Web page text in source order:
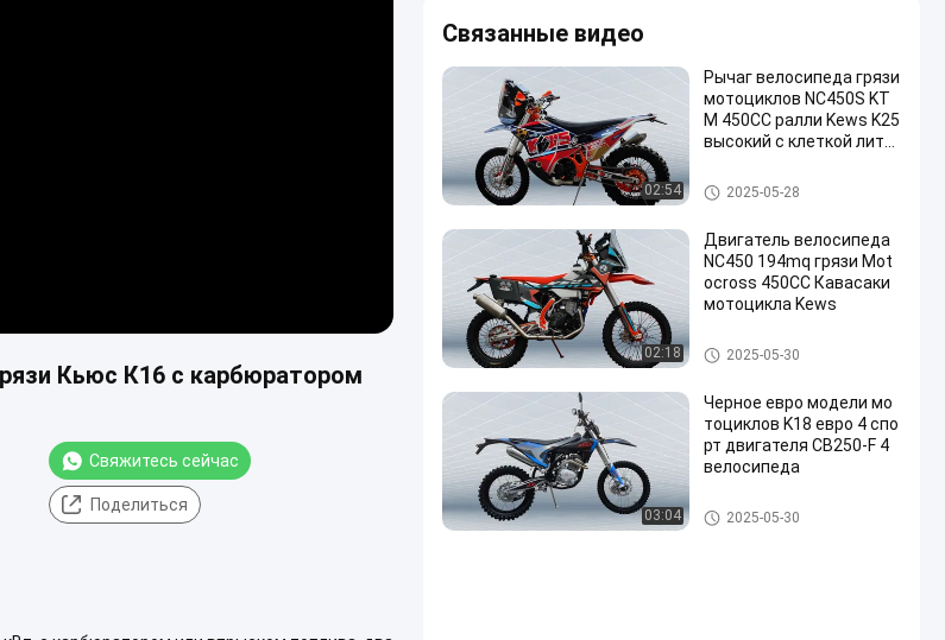
Кьюс К16 с карбюратором
Свяжитесь сейчас
Поделиться
Связанные видео
02:54
Рычаг велосипеда грязи
мотоциклов NC450S KT
M 450CC ралли Kews K25
высокий с клеткой лити
Мотоциклы ралли
2025-05-28
02:18
Двигатель велосипеда
NC450 194mq грязи Mot
ocross 450CC Кавасаки
мотоцикла Kews
Мотоциклы ралли
2025-05-30
03:04
Черное евро модели мо
тоциклов K18 евро 4 спо
рт двигателя CB250-F 4
велосипеда
Евро 4 мотоцикла
2025-05-30